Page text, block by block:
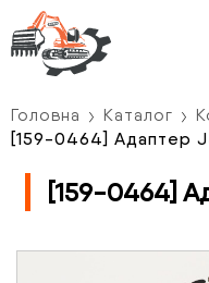
Головна Каталог
[159-0464] Адаптер
[159-0464]